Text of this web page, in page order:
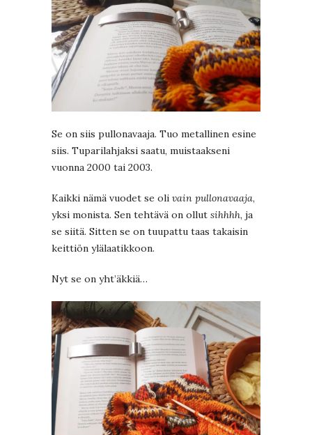
Se on siis pullonavaaja. Tuo metallinen esine
siis. Tuparilahjaksi saatu, muistaakseni
vuonna 2000 tai 2003.
Kaikki nämä vuodet se oli vain pullonavaaja,
yksi monista. Sen tehtävä on ollut sihhhh, ja
se siitä. Sitten se on tuupattu taas takaisin
keittiön ylälaatikkoon.
Nyt se on yht’äkkiä…